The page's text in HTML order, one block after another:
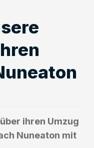
ihren Umzug
Nuneaton mit